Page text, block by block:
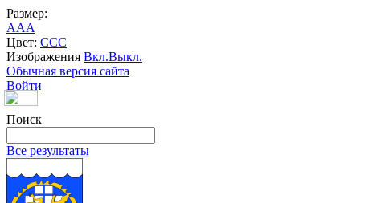
Размер:
AAA
Цвет: CCC
Изображения Вкл.Выкл.
Обычная версия сайта
Войти
Поиск
Все результаты